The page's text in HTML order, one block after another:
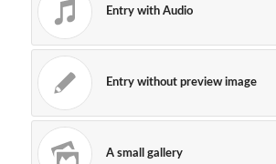
Entry with Audio
Entry without preview image
A small gallery